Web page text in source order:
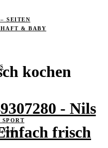
SEITEN
& BABY
kochen